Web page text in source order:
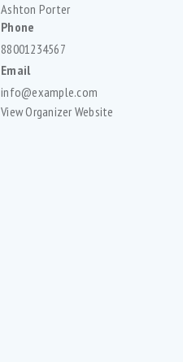
Ashton Porter
Phone
88001234567
Email
info@example.com
View Organizer Website